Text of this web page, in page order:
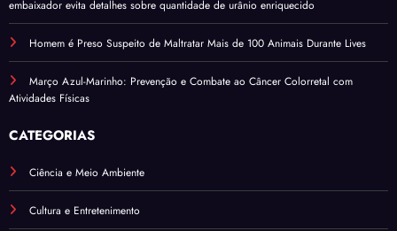
embaixador evita detalhes sobre quantidade de urânio enriquecido
Homem é Preso Suspeito de Maltratar Mais de 100 Animais Durante Lives
Março Azul-Marinho: Prevenção e Combate ao Câncer Colorretal com
Atividades Físicas
CATEGORIAS
Ciência e Meio Ambiente
Cultura e Entretenimento